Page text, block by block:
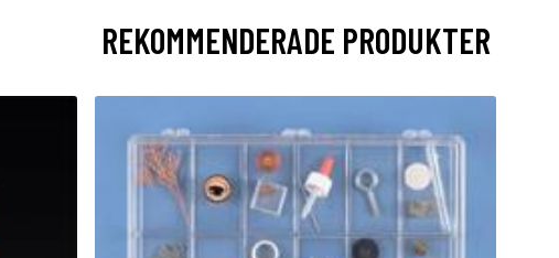
REKOMMENDERADE PRODUKTER